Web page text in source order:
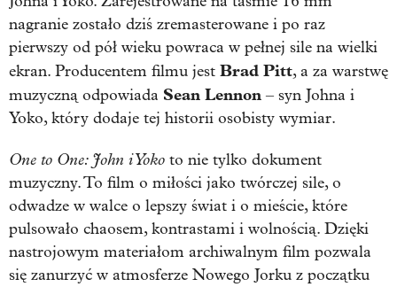
nagranie zostało dziś zremasterowane i po raz
pierwszy od pół wieku powraca w pełnej sile na wielki
ekran. Producentem filmu jest Brad Pitt, a za warstwę
muzyczną odpowiada Sean Lennon – syn Johna i
Yoko, który dodaje tej historii osobisty wymiar.
One to One: John i Yoko to nie tylko dokument
muzyczny. To film o miłości jako twórczej sile, o
odwadze w walce o lepszy świat i o mieście, które
pulsowało chaosem, kontrastami i wolnością. Dzięki
nastrojowym materiałom archiwalnym film pozwala
się zanurzyć w atmosferze Nowego Jorku z początku